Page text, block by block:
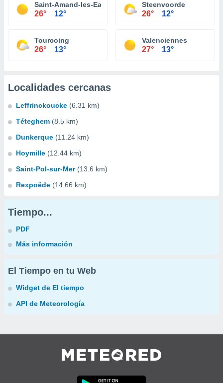
Saint-Amand-les-Eaux
26° 12°
Steenvoorde
26° 12°
Tourcoing
26° 13°
Valenciennes
27° 13°
Localidades cercanas
Leffrinckoucke (6.31 km)
Téteghem (8.5 km)
Dunkerque (11.24 km)
Hoymille (12.44 km)
Saint-Pol-sur-Mer (13.6 km)
Rexpoëde (14.66 km)
Tiempo...
PDF
Más información
El Tiempo en tu Web
Widget de El tiempo
API de Meteorología